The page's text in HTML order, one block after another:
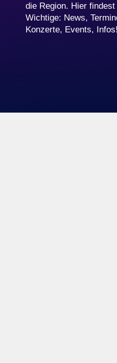
die Region. Hier findest
Wichtige: News,
Konzerte, Events, Infos!